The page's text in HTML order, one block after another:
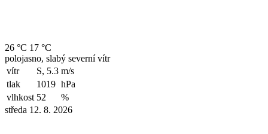
26 °C 17 °C
polojasno, slabý severní vítr
vítr
S, 5.3 m/s
tlak
1019 hPa
vlhkost 52
%
středa 12. 8. 2026